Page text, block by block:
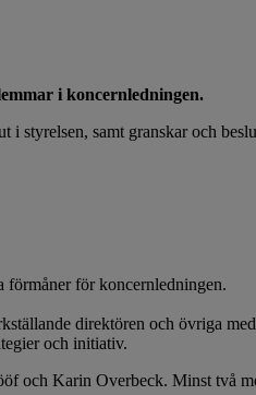
i koncernledningen.
styrelsen, samt granskar och
förmåner för koncernledningen.
direktören och övriga
och initiativ.
och Karin Overbeck. Minst två